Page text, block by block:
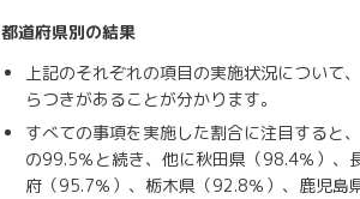
都道府県別の結果
上記のそれぞれの項目の実施状況につい
らつきがあることが分かります。
すべての事項を実施した割合に注目すると
の99.5％と続き、他に秋田県（98.4％）
府（95.7％）、栃木県（92.8％）、鹿児島